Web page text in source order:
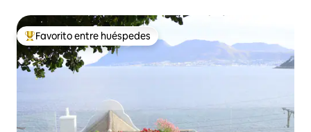
Favorito entre huéspedes preferido
Favorito entre huéspedes